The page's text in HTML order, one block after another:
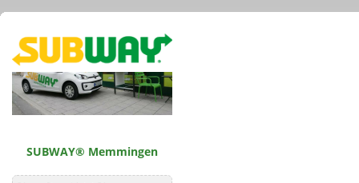
SUBWAY® Memmingen